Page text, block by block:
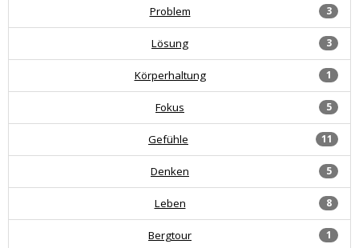
3
Problem
3
Lösung
1
Körperhaltung
5
Fokus
11
Gefühle
5
Denken
8
Leben
1
Bergtour